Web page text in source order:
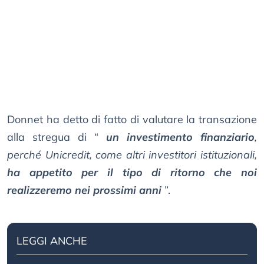
Donnet ha detto di fatto di valutare la transazione
alla stregua di “
un investimento finanziario,
perché Unicredit, come altri investitori istituzionali,
ha appetito per il tipo di ritorno che noi
realizzeremo nei prossimi anni ”.
LEGGI ANCHE